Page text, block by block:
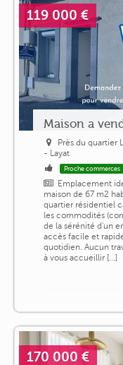
119 000 €
Maison a
Près du quartier
- Layat
Proche commerces
Emplacement
maison de 67 m2
quartier résidentiel
les commodités
de la sérénité d'un
accès facile et
quotidien. Aucun
à vous accueillir [...]
170 000 €